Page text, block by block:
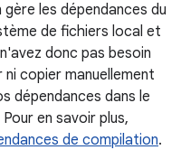
les dépendances du
de fichiers local et
donc pas besoin
copier manuellement
dépendances dans le
en savoir plus,
de compilation.